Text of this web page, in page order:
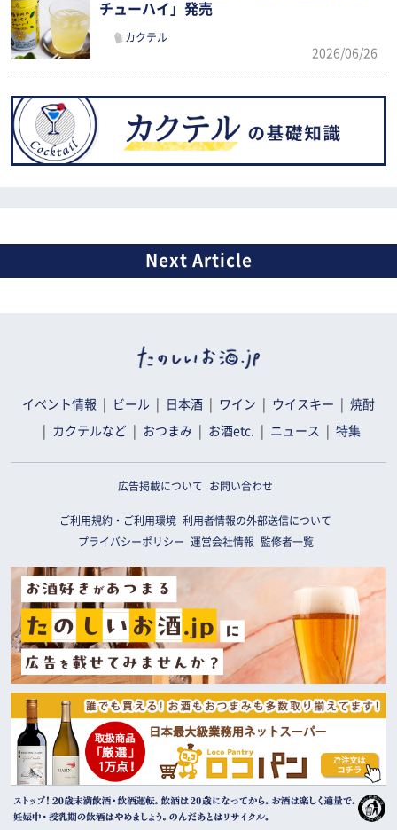
チューハイ」発売
カクテル
2026/06/26
イベント情報 ビール 日本酒 ワイン ウイスキー 焼酎
カクテルなど おつまみ お酒etc. ニュース 特集
広告掲載について お問い合わせ
ご利用規約・ご利用環境 利用者情報の外部送信について
プライバシーポリシー
運営会社情報 監修者一覧